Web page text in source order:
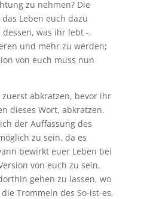
zu nehmen? Die
Leben euch dazu
was ihr lebt -,
und mehr zu werden;
von euch muss nun
abkratzen, bevor ihr
dieses Wort, abkratzen.
der Auffassung des
zu sein, da es
bewirkt euer Leben bei
von euch zu sein,
gehen zu lassen, wo
Trommeln des So-ist-es,